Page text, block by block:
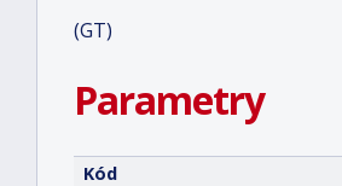
(GT)
Parametry
Kód